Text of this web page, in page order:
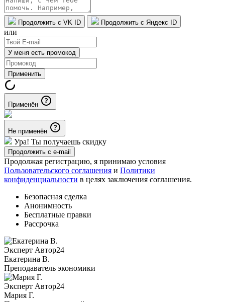
Продолжить с VK ID Продолжить с Яндекс ID
или
У меня есть промокод
Применить
Применён
Не применён
Ура! Ты получаешь скидку
Продолжить с e-mail
Продолжая регистрацию, я принимаю условия
Пользовательского соглашения и Политики
конфиденциальности в целях заключения соглашения.
Безопасная сделка
Анонимность
Бесплатные правки
Рассрочка
Эксперт Автор24
Екатерина B.
Преподаватель экономики
Эксперт Автор24
Мария Г.